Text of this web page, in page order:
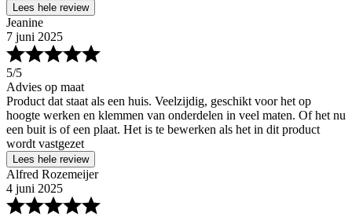
Lees hele review
Jeanine
7 juni 2025
5/5
Advies op maat
Product dat staat als een huis. Veelzijdig, geschikt voor het op
hoogte werken en klemmen van onderdelen in veel maten. Of het nu
een buit is of een plaat. Het is te bewerken als het in dit product
wordt vastgezet
Lees hele review
Alfred Rozemeijer
4 juni 2025